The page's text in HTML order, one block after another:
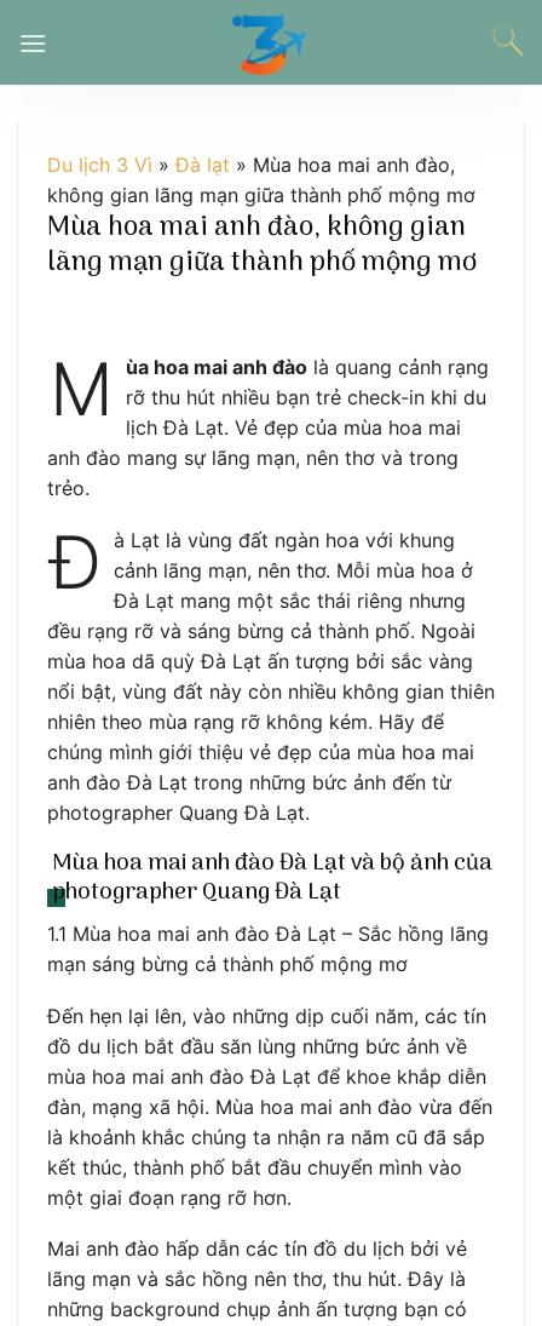
đến
Du lịch 3 Vì »Đà lạt » Mùa hoa mai anh đào,
không gian lãng mạn giữa thành phố mộng mơ
Mùa hoa mai anh đào, không gian
lãng mạn giữa thành phố mộng mơ
M ùa hoa mai anh đào là quang cảnh rạng
rỡ thu hút nhiều bạn trẻ check-in khi du
lịch Đà Lạt. Vẻ đẹp của mùa hoa mai
anh đào mang sự lãng mạn, nên thơ và trong
trẻo.
Đ
à Lạt là vùng đất ngàn hoa với khung
cảnh lãng mạn, nên thơ. Mỗi mùa hoa ở
Đà Lạt mang một sắc thái riêng nhưng
đều rạng rỡ và sáng bừng cả thành phố. Ngoài
mùa hoa dã quỳ Đà Lạt ấn tượng bởi sắc vàng
nổi bật, vùng đất này còn nhiều không gian thiên
nhiên theo mùa rạng rỡ không kém. Hãy để
chúng mình giới thiệu vẻ đẹp của mùa hoa mai
anh đào Đà Lạt trong những bức ảnh đến từ
photographer Quang Đà Lạt.
Mùa hoa mai anh đào Đà Lạt và bộ ảnh của
photographer Quang Đà Lạt
1.1 Mùa hoa mai anh đào Đà Lạt – Sắc hồng lãng
mạn sáng bừng cả thành phố mộng mơ
Đến hẹn lại lên, vào những dịp cuối năm, các tín
đồ du lịch bắt đầu săn lùng những bức ảnh về
mùa hoa mai anh đào Đà Lạt để khoe khắp diễn
đàn, mạng xã hội. Mùa hoa mai anh đào vừa đến
là khoảnh khắc chúng ta nhận ra năm cũ đã sắp
kết thúc, thành phố bắt đầu chuyển mình vào
một giai đoạn rạng rỡ hơn.
Mai anh đào hấp dẫn các tín đồ du lịch bởi vẻ
lãng mạn và sắc hồng nên thơ, thu hút. Đây là
những background chụp ảnh ấn tượng bạn có